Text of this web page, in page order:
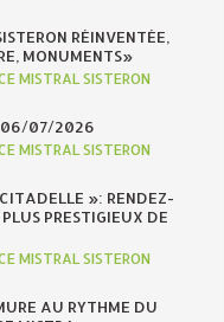
RÉINVENTÉE,
MONUMENTS»
MISTRAL SISTERON
06/07/2026
MISTRAL SISTERON
»: RENDEZ-
PRESTIGIEUX DE
MISTRAL SISTERON
AU RYTHME DU